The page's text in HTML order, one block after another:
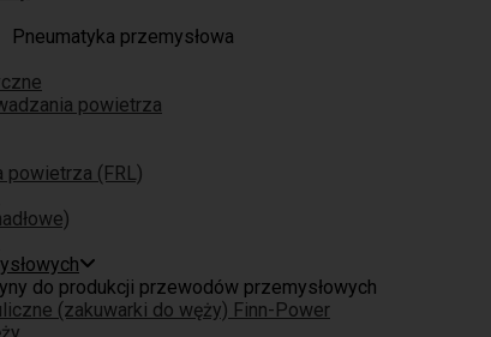
Pneumatyka przemysłowa
powietrza
powietrza (FRL)
do produkcji przewodów przemysłowych
(zakuwarki do węży) Finn-Power